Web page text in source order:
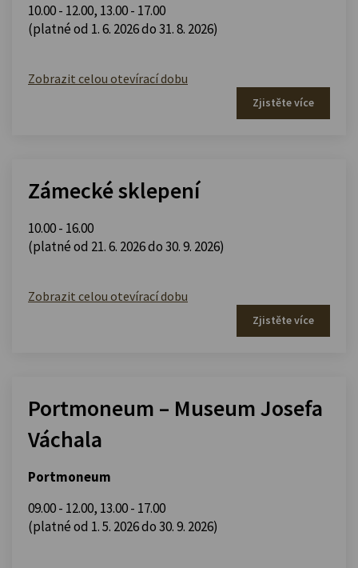
10.00 - 12.00, 13.00 - 17.00
(platné od 1. 6. 2026 do 31. 8. 2026)
Zobrazit celou otevírací dobu
Zjistěte více
Zámecké sklepení
10.00 - 16.00
(platné od 21. 6. 2026 do 30. 9. 2026)
Zobrazit celou otevírací dobu
Zjistěte více
Portmoneum – Museum Josefa
Váchala
Portmoneum
09.00 - 12.00, 13.00 - 17.00
(platné od 1. 5. 2026 do 30. 9. 2026)